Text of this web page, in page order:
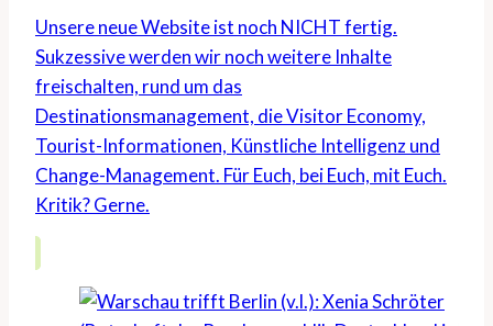
Unsere neue Website ist noch NICHT fertig.
Sukzessive werden wir noch weitere Inhalte
freischalten, rund um das
Destinationsmanagement, die Visitor Economy,
Tourist-Informationen, Künstliche Intelligenz und
Change-Management. Für Euch, bei Euch, mit Euch.
Kritik? Gerne.